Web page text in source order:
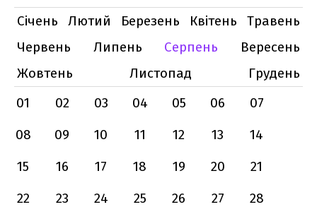
Січень
Лютий Березень Квітень
Травень
Червень
Липень Серпень
Вересень
Жовтень
Листопад
Грудень
01
02 03 04 05 06
07
08
09 10 11 12 13
14
15
16 17 18 19 20
21
22
23 24 25 26 27
28